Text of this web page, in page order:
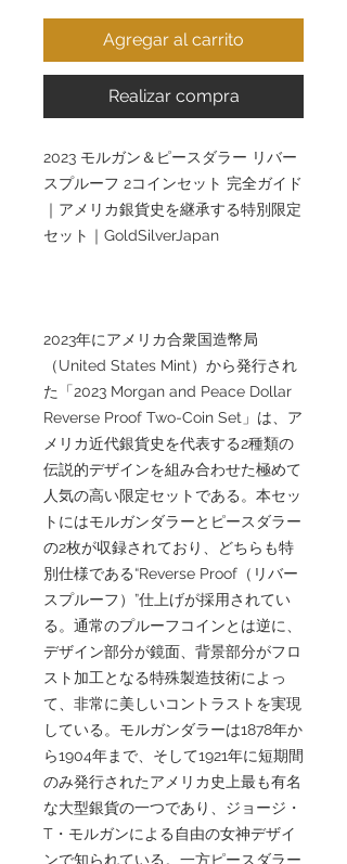
Agregar al carrito
Realizar compra
2023 モルガン＆ピースダラー リバー
スプルーフ 2コインセット 完全ガイド
｜アメリカ銀貨史を継承する特別限定
セット｜GoldSilverJapan
2023年にアメリカ合衆国造幣局
（United States Mint）から発行され
た「2023 Morgan and Peace Dollar
Reverse Proof Two-Coin Set」は、ア
メリカ近代銀貨史を代表する2種類の
伝説的デザインを組み合わせた極めて
人気の高い限定セットである。本セッ
トにはモルガンダラーとピースダラー
の2枚が収録されており、どちらも特
別仕様である“Reverse Proof（リバー
スプルーフ）”仕上げが採用されてい
る。通常のプルーフコインとは逆に、
デザイン部分が鏡面、背景部分がフロ
スト加工となる特殊製造技術によっ
て、非常に美しいコントラストを実現
している。モルガンダラーは1878年か
ら1904年まで、そして1921年に短期間
のみ発行されたアメリカ史上最も有名
な大型銀貨の一つであり、ジョージ・
T・モルガンによる自由の女神デザイ
ンで知られている。一方ピースダラー